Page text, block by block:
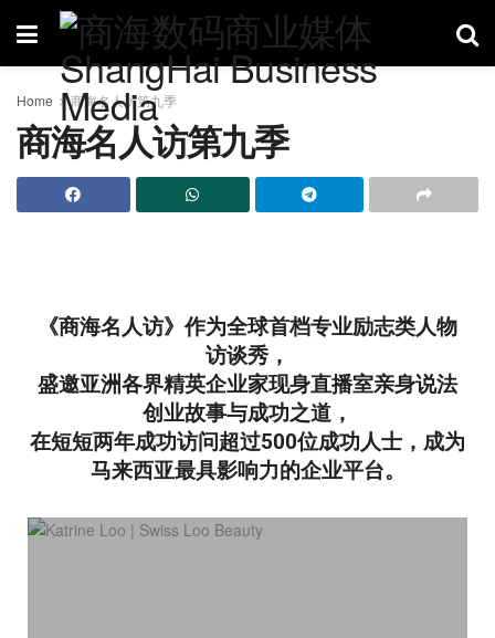
Home 商海名人访第九季
商海名人访第九季
《商海名人访》作为全球首档专业励志类人物
访谈秀，
盛邀亚洲各界精英企业家现身直播室亲身说法
创业故事与成功之道，
在短短两年成功访问超过500位成功人士，成为
马来西亚最具影响力的企业平台。